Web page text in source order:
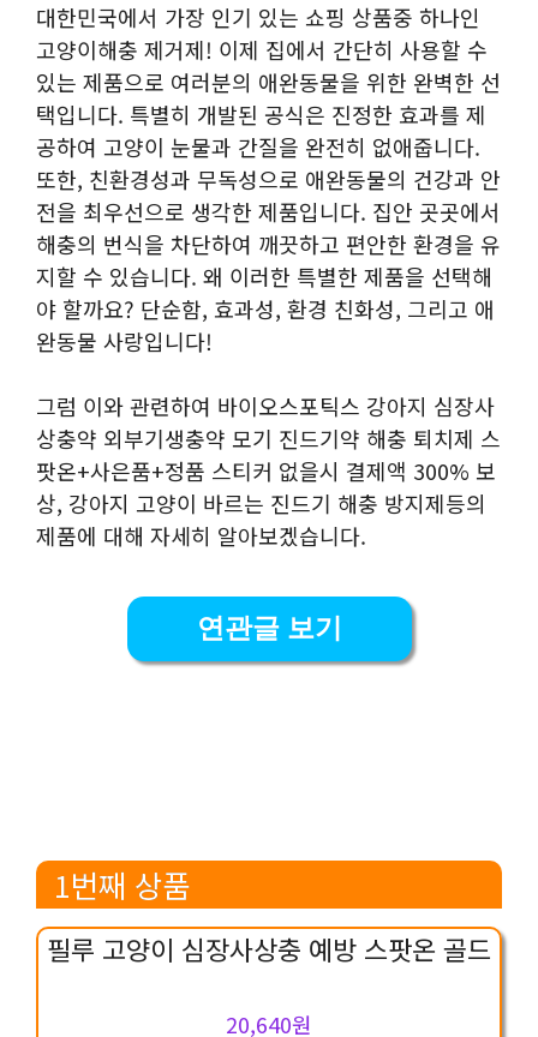
대한민국에서 가장 인기 있는 쇼핑 상품중 하나인
고양이해충 제거제! 이제 집에서 간단히 사용할 수
있는 제품으로 여러분의 애완동물을 위한 완벽한 선
택입니다. 특별히 개발된 공식은 진정한 효과를 제
공하여 고양이 눈물과 간질을 완전히 없애줍니다.
또한, 친환경성과 무독성으로 애완동물의 건강과 안
전을 최우선으로 생각한 제품입니다. 집안 곳곳에서
해충의 번식을 차단하여 깨끗하고 편안한 환경을 유
지할 수 있습니다. 왜 이러한 특별한 제품을 선택해
야 할까요? 단순함, 효과성, 환경 친화성, 그리고 애
완동물 사랑입니다!
그럼 이와 관련하여 바이오스포틱스 강아지 심장사
상충약 외부기생충약 모기 진드기약 해충 퇴치제 스
팟온+사은품+정품 스티커 없을시 결제액 300% 보
상, 강아지 고양이 바르는 진드기 해충 방지제등의
제품에 대해 자세히 알아보겠습니다.
연관글 보기
1번째 상품
필루 고양이 심장사상충 예방 스팟온 골드
20,640원